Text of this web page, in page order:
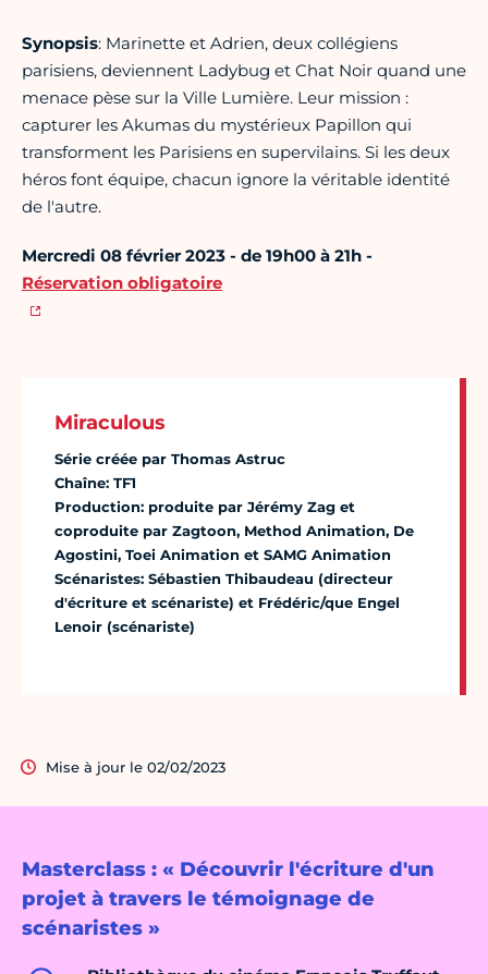
Masterclass : « Découvrir l'écriture d'un
projet à travers le témoignage de
scénaristes »
Synopsis: Marinette et Adrien, deux collégiens
parisiens, deviennent Ladybug et Chat Noir quand une
menace pèse sur la Ville Lumière. Leur mission :
capturer les Akumas du mystérieux Papillon qui
transforment les Parisiens en supervilains. Si les deux
héros font équipe, chacun ignore la véritable identité
de l'autre.
Mercredi 08 février 2023 - de 19h00 à 21h -
Réservation obligatoire
Miraculous
Série créée par Thomas Astruc
Chaîne: TF1
Production: produite par Jérémy Zag et
coproduite par Zagtoon, Method Animation, De
Agostini, Toei Animation et SAMG Animation
Scénaristes: Sébastien Thibaudeau (directeur
d'écriture et scénariste) et Frédéric/que Engel
Lenoir (scénariste)
Mise à jour le 02/02/2023